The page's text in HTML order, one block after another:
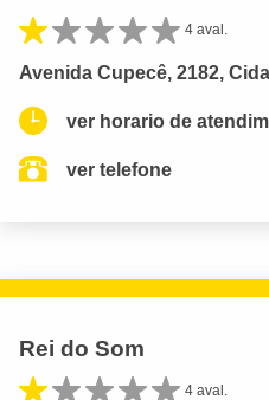
4 aval.
Avenida Cupecê, 2182,
ver horario de
ver telefone
Rei do Som
4 aval.